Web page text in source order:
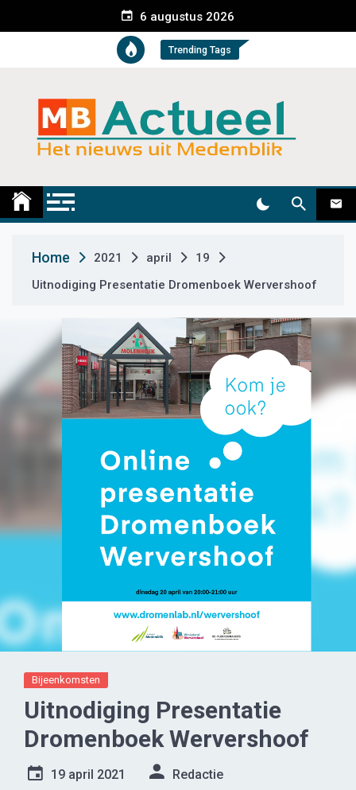
e
t
6 augustus 2026
Trending Tags
Medemblik Actueel
Home 2021 april
19
Uitnodiging Presentatie Dromenboek Wervershoof
Bijeenkomsten
Uitnodiging Presentatie
Dromenboek Wervershoof
19 april 2021 Redactie